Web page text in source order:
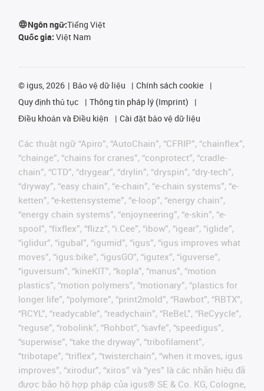
Ngôn ngữ:Tiếng Việt
Quốc gia: Việt Nam
© igus, 2026 Bảo vệ dữ liệu
Chính sách cookie
Quy định thủ tục
Thông tin pháp lý (Imprint)
Điều khoản và Điều kiện
Cài đặt bảo vệ dữ liệu
Các thuật ngữ “Apiro”, “AutoChain”, “CFRIP”, “chainflex”,
“chainge”, “chains for cranes”, “conprotect”, “cradle-
chain”, “CTD”, “drygear”, “drylin”, “dryspin”, “dry-tech”,
“dryway”, “easy chain”, “e-chain”, “e-chain systems”, “e-
ketten”, “e-kettensysteme”, “e-loop”, “energy chain”,
“energy chain systems”, “enjoyneering”, “e-skin”, “e-
spool”, “fixflex”, “flizz”, “i.Cee”, “ibow”, “igear”, “iglide”,
“iglidur”, “igubal”, “igumid”, “igus”, “igus improves what
moves”, “igus:bike”, “igusGO”, “igutex”, “iguverse”,
“iguversum”, “kineKIT”, “kopla”, “manus”, “motion
plastics”, “motion polymers”, “motionary”, “plastics for
longer life”, “polymore”, “print2mold”, “Rawbot”, “RBTX”,
“RCYL”, “readycable”, “readychain”, “ReBeL”, “ReCyycle”,
“reguse”, “robolink”, “Rohbot”, “savfe”, “speedigus”,
“superwise”, “take the dryway”, “tribofilament”,
“tribotape”, “triflex”, “twisterchain”, “when it moves, igus
improves”, “xirodur”, “xiros” và “yes” là các nhãn hiệu đã
được bảo hộ hợp pháp của igus® SE & Co. KG, Cologne,